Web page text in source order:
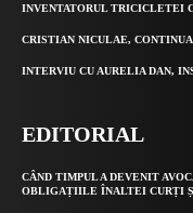
INVENTATORUL TRICICLETEI
CRISTIAN NICULAE,
INTERVIU CU AURELIA DAN,
EDITORIAL
CÂND TIMPUL A DEVENIT
OBLIGAȚIILE ÎNALTEI CURȚI